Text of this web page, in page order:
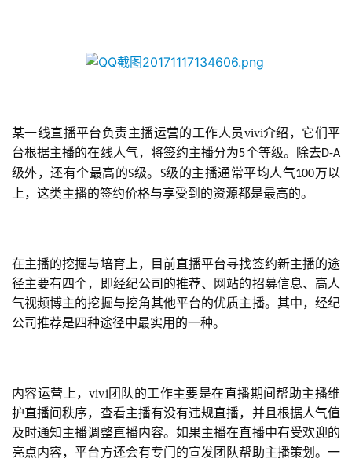
某一线直播平台负责主播运营的工作人员vivi介绍，它们平
台根据主播的在线人气，将签约主播分为5个等级。除去D-A
级外，还有个最高的S级。 S级的主播通常平均人气100万以
上，这类主播的签约价格与享受到的资源都是最高的。
在主播的挖掘与培育上，目前直播平台寻找签约新主播的途
径主要有四个，即经纪公司的推荐、网站的招募信息、高人
气视频博主的挖掘与挖角其他平台的优质主播。其中，经纪
公司推荐是四种途径中最实用的一种。
内容运营上，vivi团队的工作主要是在直播期间帮助主播维
护直播间秩序，查看主播有没有违规直播，并且根据人气值
及时通知主播调整直播内容。如果主播在直播中有受欢迎的
亮点内容，平台方还会有专门的宣发团队帮助主播策划。一